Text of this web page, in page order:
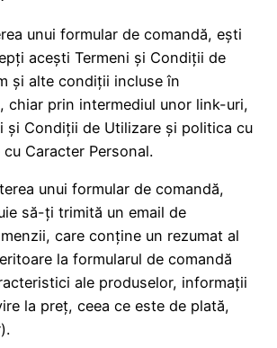
unui formular de comandă, ești
acești Termeni și Condiții de
și alte condiții incluse în
chiar prin intermediul unor link-uri,
și Condiții de Utilizare și politica cu
Caracter Personal.
unui formular de comandă,
să-ți trimită un email de
care conține un rezumat al
la formularul de comandă
ale produselor, informații
la preț, ceea ce este de plată,